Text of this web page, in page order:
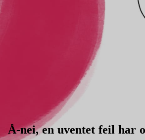
Å-nei, en uventet feil har